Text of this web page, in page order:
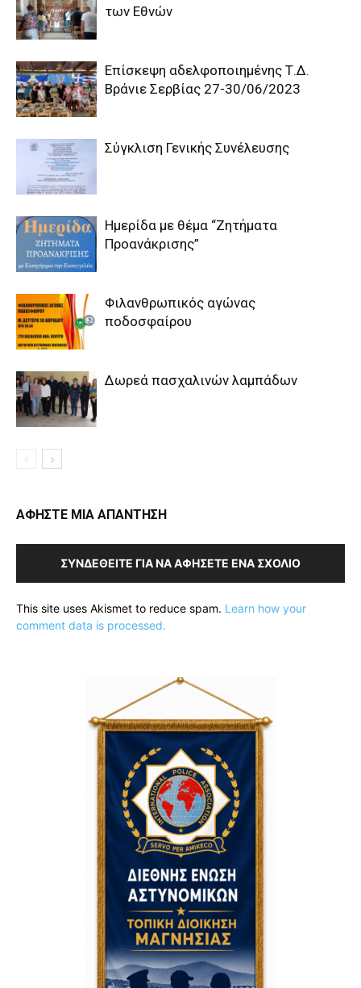
των Εθνών
Επίσκεψη αδελφοποιημένης Τ.Δ.
Βράνιε Σερβίας 27-30/06/2023
Σύγκλιση Γενικής Συνέλευσης
Ημερίδα με θέμα “Ζητήματα
Προανάκρισης”
Φιλανθρωπικός αγώνας
ποδοσφαίρου
Δωρεά πασχαλινών λαμπάδων
ΑΦΗΣΤΕ ΜΙΑ ΑΠΑΝΤΗΣΗ
ΣΥΝΔΕΘΕΊΤΕ ΓΙΑ ΝΑ ΑΦΉΣΕΤΕ ΈΝΑ ΣΧΌΛΙΟ
This site uses Akismet to reduce spam. Learn how your
comment data is processed.